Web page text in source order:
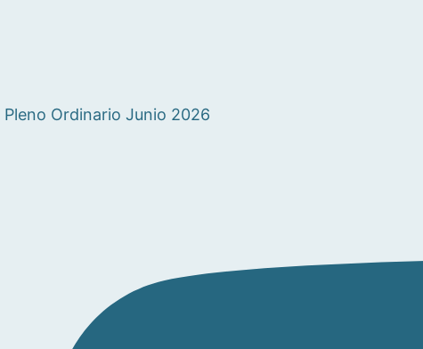
Pleno Ordinario Junio 2026